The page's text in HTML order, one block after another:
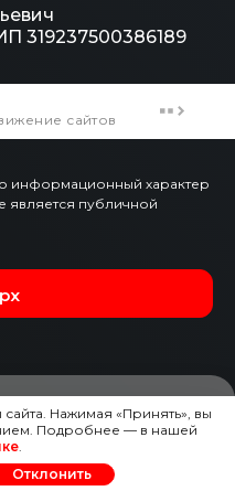
319237500386189
информационный характер
является публичной
сайтов
Нажимая «Принять», вы
Подробнее — в нашей
.
Отклонить
АВТО